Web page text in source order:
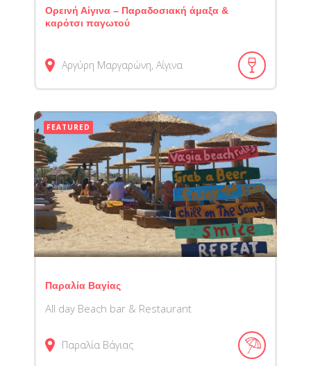
Ορεινή Αίγινα – Παραδοσιακή άμαξα &
καρότσι παγωτού
Αργύρη Μαργαρώνη, Αίγινα
FEATURED
Παραλία Βαγίας
Αll day Beach bar & Restaurant
Παραλία Βάγιας